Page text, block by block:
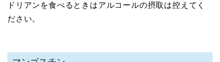
ドリアンを食べるときはアルコールの摂取は控えてく
ださい。